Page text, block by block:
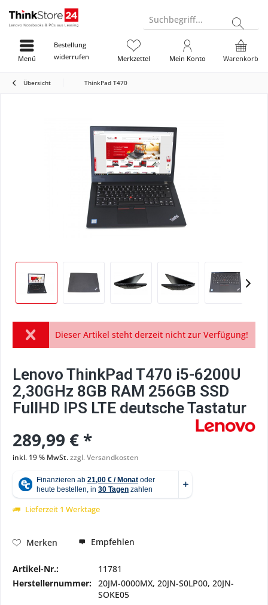
Suchbegriff...
Bestellung
widerrufen
Warenkorb
Merkzettel Mein Konto
Menü
Übersicht ThinkPad T470
Dieser Artikel steht derzeit nicht zur Verfügung!
Lenovo ThinkPad T470 i5-6200U
2,30GHz 8GB RAM 256GB SSD
FullHD IPS LTE deutsche Tastatur
289,99 € *
inkl. 19 % MwSt.zzgl. Versandkosten
Lieferzeit 1 Werktage
Merken Empfehlen
Artikel-Nr.:
11781
Herstellernummer: 20JM-0000MX, 20JN-S0LP00, 20JN-
SOKE05